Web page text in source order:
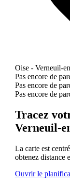
Oise - Verneuil-
Pas encore de
Pas encore de
Pas encore de
Tracez
Verneuil-
La carte est
obtenez distance
Ouvrir le